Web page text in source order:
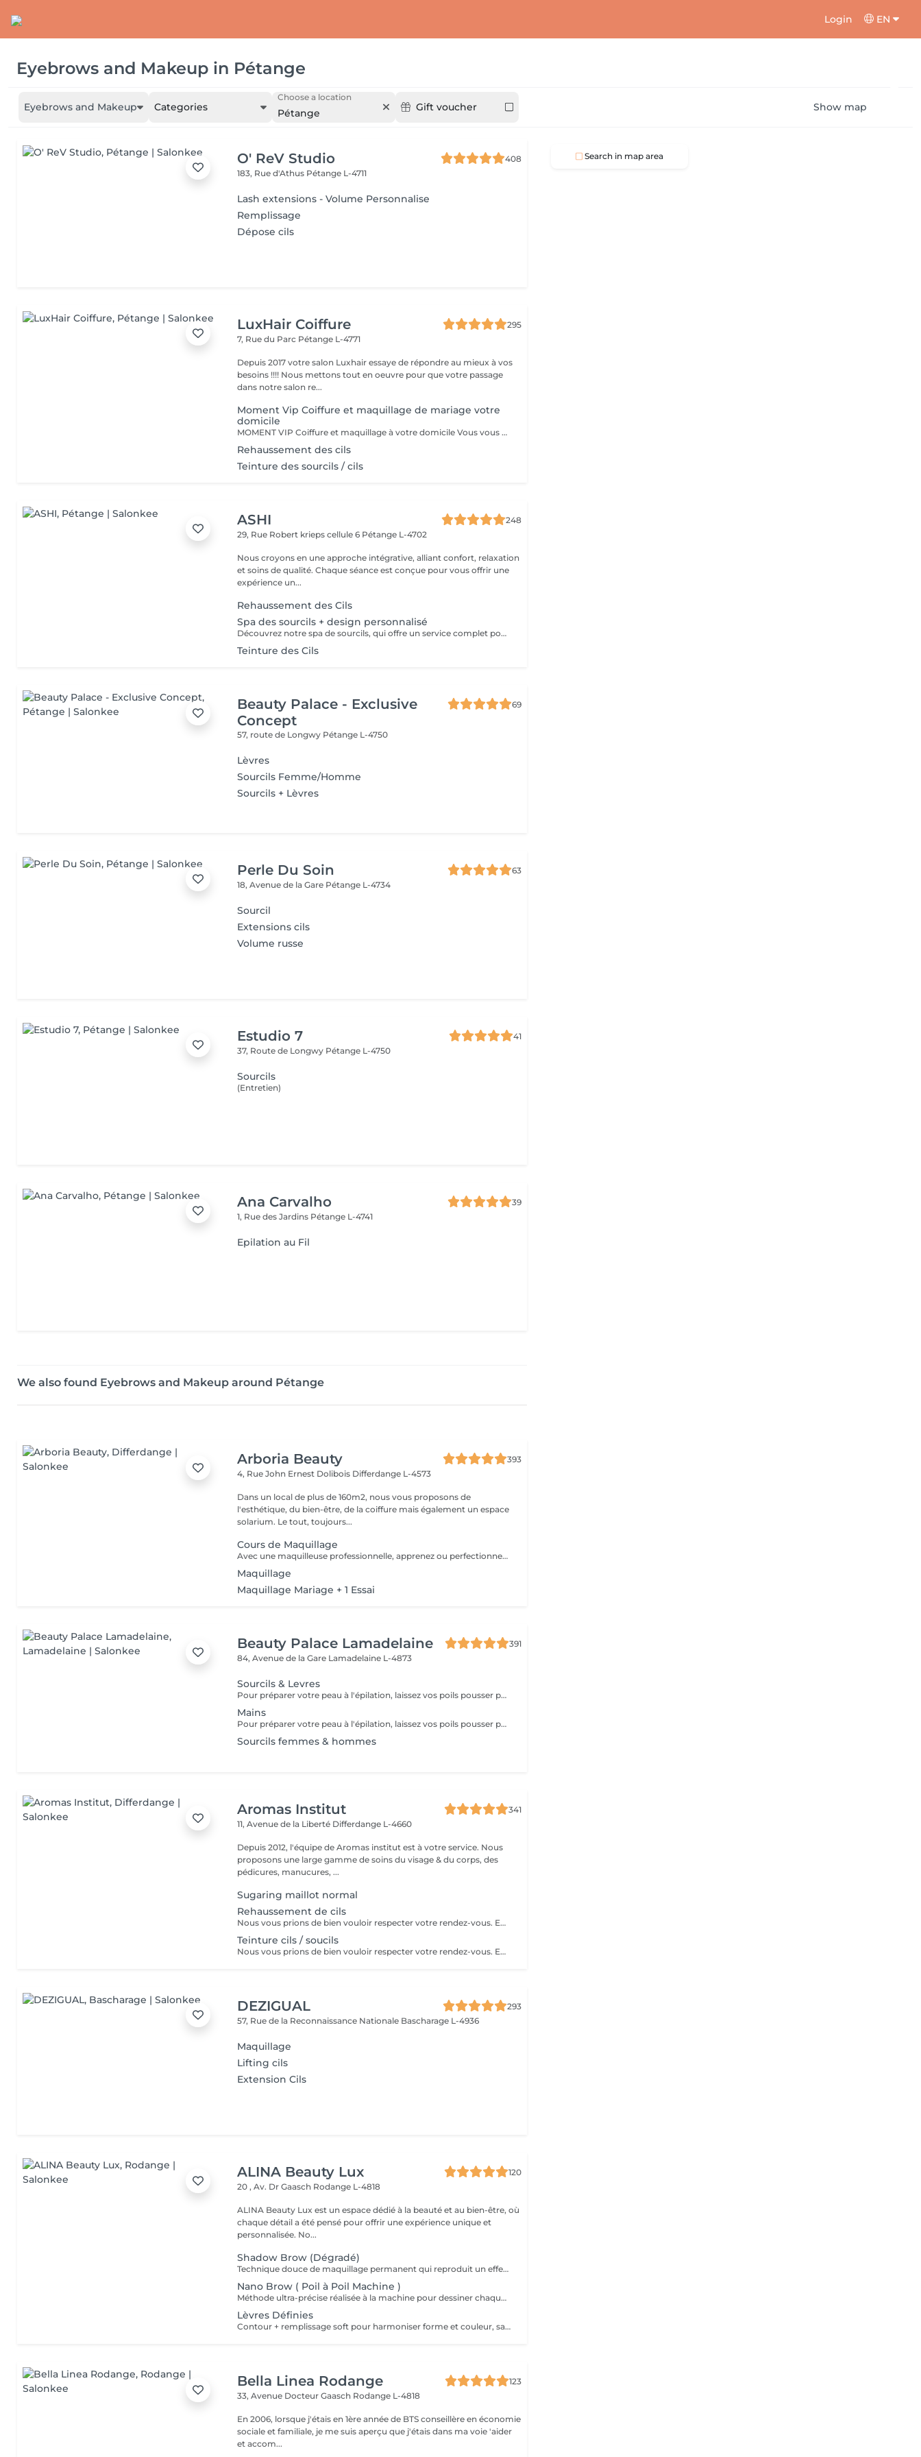
Login EN
Eyebrows and Makeup in Pétange
Eyebrows and Makeup Categories
Choose a location
Pétange Gift voucher Show map
O' ReV Studio
408
183, Rue d'Athus Pétange L-4711
Lash extensions - Volume Personnalise
Remplissage
Dépose cils
LuxHair Coiffure
295
7, Rue du Parc Pétange L-4771
Depuis 2017 votre salon Luxhair essaye de répondre au mieux à vos
besoins !!!! Nous mettons tout en oeuvre pour que votre passage
dans notre salon re...
Moment Vip Coiffure et maquillage de mariage votre
domicile
MOMENT VIP Coiffure et maquillage à votre domicile Vous vous mariez bientôt ??? Félicitations ! Pour que ce jour soit unique et parfait,laissez-nous prendre soin de vous. Inoubliable: Votre Moment d'Exception"Votre mariage est bien plus qu'un simple événement - c'est un chapitre magique dans l'histoire de votre vie. Chez nous, nous célébrons votre unicité et mettons en valeur votre beauté naturelle pour faire de ce jour le plus mémorable de votre vie. Votre Beauté, Notre Priorité: Parce que vous êtes la personne la plus importante pour ce moment d'exception, notre équipe dévouée de coiffeurs et de maquilleurs met tout en uvre pour vous sublimer, en accord avec votre style personnel et votre vision pour le grand jour. Coiffure de Rêve: De la sophistication classique à l'audace moderne, nous créons des coiffures qui capturent l'essence de votre personnalité et complètent à la perfection votre tenue de mariée, vous faisant rayonner de confiance et d'élégance. Maquillage Élégant: Avec une touche experte, notre équipe de maquilleurs vous offre un look qui met en valeur votre beauté naturelle tout en résistant aux larmes de joie et en vous assurant une allure impeccable tout au long de la journée. Votre Moment, parce que ce jour vous appartient, nous vous offrons un moment de luxe et d'intimité où vous pouvez vous détendre et vous préparer en toute sérénité, sachant que vous êtes entre de bonnes mains. Laissez -nous vous aider à créer des souvenirs inoubliables
Rehaussement des cils
Teinture des sourcils / cils
ASHI
248
29, Rue Robert krieps cellule 6 Pétange L-4702
Nous croyons en une approche intégrative, alliant confort, relaxation
et soins de qualité. Chaque séance est conçue pour vous offrir une
expérience un...
Rehaussement des Cils
Spa des sourcils + design personnalisé
Découvrez notre spa de sourcils, qui offre un service complet pour sublimer vos sourcils. Notre protocole inclut une exfoliation douce pour préparer la peau, une hydratation nourrissante pour un confort optimal, et une épilation précise par threading pour révéler la beauté naturelle de vos sourcils. Offrez à votre regard une attention particulière et laissez-nous vous aider à obtenir des sourcils parfaitement définis et radieux.
Teinture des Cils
Beauty Palace - Exclusive
Concept
69
57, route de Longwy Pétange L-4750
Lèvres
Sourcils Femme/Homme
Sourcils + Lèvres
Perle Du Soin
63
18, Avenue de la Gare Pétange L-4734
Sourcil
Extensions cils
Volume russe
Estudio 7
41
37, Route de Longwy Pétange L-4750
Sourcils
(Entretien)
Ana Carvalho
39
1, Rue des Jardins Pétange L-4741
Epilation au Fil
We also found Eyebrows and Makeup around Pétange
Arboria Beauty
393
4, Rue John Ernest Dolibois Differdange L-4573
Dans un local de plus de 160m2, nous vous proposons de
l'esthétique, du bien-être, de la coiffure mais également un espace
solarium. Le tout, toujours...
Cours de Maquillage
Avec une maquilleuse professionnelle, apprenez ou perfectionnez vos gestes pour un maquillage parfait. Nous determinerons egalement etape par etape le maquillage qui vous ira le mieux. Du fond de teint au rouge à levre, en passant par le maquillage des yeux ou le contouring, rien ne sera laissé au hasard.
Maquillage
Maquillage Mariage + 1 Essai
Beauty Palace Lamadelaine
391
84, Avenue de la Gare Lamadelaine L-4873
Sourcils & Levres
Pour préparer votre peau à l'épilation, laissez vos poils pousser pendant au moins deux semaines après le dernier rasage pour assurer une longueur adéquate. Il est également recommandé, mais non indispensable, d'effectuer un gommage doux 24 heures avant la séance pour éliminer les cellules mortes et faciliter l'extraction des poils. Le jour de l'épilation, évitez d'appliquer des crèmes ou des huiles sur la zone concernée afin d'assurer une bonne adhérence de la cire. Enfin, protégez votre peau en évitant l'exposition au soleil ou les séances de bronzage, qui pourraient la rendre plus sensible et irritable.
Mains
Pour préparer votre peau à l'épilation, laissez vos poils pousser pendant au moins deux semaines après le dernier rasage pour assurer une longueur adéquate. Il est également recommandé, mais non indispensable, d'effectuer un gommage doux 24 heures avant la séance pour éliminer les cellules mortes et faciliter l'extraction des poils. Le jour de l'épilation, évitez d'appliquer des crèmes ou des huiles sur la zone concernée afin d'assurer une bonne adhérence de la cire. Enfin, protégez votre peau en évitant l'exposition au soleil ou les séances de bronzage, qui pourraient la rendre plus sensible et irritable.
Sourcils femmes & hommes
Aromas Institut
341
11, Avenue de la Liberté Differdange L-4660
Depuis 2012, l'équipe de Aromas institut est à votre service. Nous
proposons une large gamme de soins du visage & du corps, des
pédicures, manucures, ...
Sugaring maillot normal
Rehaussement de cils
Nous vous prions de bien vouloir respecter votre rendez-vous. En prenant rendez-vous, vous occupez une place, dont une autre personne aurait éventuellement besoin. Tout rendez-vous non annulé 24h en avance, est susceptible d'être facturé. (Si vous ne pouvez pas vous présenter à votre RDV, proposez-le éventuellement à un proche ou à un ami) Toute l'équipe de Aromas Institut vous remercie pour votre respect et votre compréhension.
Teinture cils / soucils
Nous vous prions de bien vouloir respecter votre rendez-vous. En prenant rendez-vous, vous occupez une place, dont une autre personne aurait éventuellement besoin. Tout rendez-vous non annulé 24h en avance, est susceptible d'être facturé. (Si vous ne pouvez pas vous présenter à votre RDV, proposez-le éventuellement à un proche ou à un ami) Toute l'équipe de Aromas Institut vous remercie pour votre respect et votre compréhension.
DEZIGUAL
293
57, Rue de la Reconnaissance Nationale Bascharage L-4936
Maquillage
Lifting cils
Extension Cils
ALINA Beauty Lux
120
20 , Av. Dr Gaasch Rodange L-4818
ALINA Beauty Lux est un espace dédié à la beauté et au bien-être, où
chaque détail a été pensé pour offrir une expérience unique et
personnalisée. No...
Shadow Brow (Dégradé)
Technique douce de maquillage permanent qui reproduit un effet d'ombre naturelle sur le sourcil. Idéale pour redéfinir la forme, combler les zones clairsemées et obtenir un effet poudré élégant. Le résultat est léger, sans démarcation, parfaitement fondu à la peau. Tenue moyenne : 12 à 24 mois selon le type de peau et les soins. Résultat optimal : 2 séances (initiale + retouche à 46 semaines). Préparation obligatoire (24 h avant) : Aucune caféine (café, thé, boissons énergétiques, cola). Pas d'alcool. Éviter aspirine/ibuprofène/anti-inflammatoires, anticoagulants et compléments fluidifiants (oméga-3, ginkgo). Pas de sport intense le jour J. Pas de rétinol, acides ou peeling sur la zone pendant 7 jours. Contre-indications générales : Grossesse, allaitement. Troubles de coagulation, prise d'anticoagulants, chimiothérapie en cours. Diabète non contrôlé, maladies auto-immunes non stabilisées. Infections cutanées actives, dermatite, eczéma sur la zone. Allergies connues aux pigments, lidocaïne ou anesthésiques topiques. Roaccutane/isotrétinoïne dans les 612 derniers mois (selon avis médical). En cas de traitement médical, avis du médecin recommandé.
Nano Brow ( Poil à Poil Machine )
Méthode ultra-précise réalisée à la machine pour dessiner chaque poil avec un réalisme absolu. Le résultat imite parfaitement le sourcil naturel, tout en redéfinissant la symétrie et la densité. Convient à tous les types de peau, même les plus sensibles. Résultat optimal : 2 séances (initiale + retouche à 6 semaines). Préparation obligatoire (24 h avant) : Aucune caféine (café, thé, boissons énergétiques, cola). Pas d'alcool. Éviter aspirine/ibuprofène/anti-inflammatoires, anticoagulants et compléments fluidifiants (oméga-3, ginkgo). Pas de sport intense le jour J. Pas de rétinol, acides ou peeling sur la zone pendant 7 jours. Contre-indications générales : Grossesse, allaitement. Troubles de coagulation, prise d'anticoagulants, chimiothérapie en cours. Diabète non contrôlé, maladies auto-immunes non stabilisées. Infections cutanées actives, dermatite, eczéma sur la zone. Allergies connues aux pigments, lidocaïne ou anesthésiques topiques. Roaccutane/isotrétinoïne dans les 612 derniers mois (selon avis médical). En cas de traitement médical, avis du médecin recommandé. Tenue moyenne : 18 à 24 mois.
Lèvres Définies
Contour + remplissage soft pour harmoniser forme et couleur, sans effet sur-maquillé. Résultat optimal : 2 séances (retouche à 68 semaines). Tenue moyenne : 23 ans. Spécifique lèvres : antécédents d'herpès labial = prévenir; prophylaxie antivirale recommandée selon avis médical. Pas d'acide hyaluronique lèvre dans les 24 semaines avant/après. Préparation obligatoire (24 h avant) : Aucune caféine (café, thé, boissons énergétiques, cola). Pas d'alcool. Éviter aspirine/ibuprofène/anti-inflammatoires, anticoagulants et compléments fluidifiants (oméga-3, ginkgo). Pas de sport intense le jour J. Pas de rétinol, acides ou peeling sur la zone pendant 7 jours. Contre-indications générales : Grossesse, allaitement. Troubles de coagulation, prise d'anticoagulants, chimiothérapie en cours. Diabète non contrôlé, maladies auto-immunes non stabilisées. Infections cutanées actives, dermatite, eczéma sur la zone. Allergies connues aux pigments, lidocaïne ou anesthésiques topiques. Roaccutane/isotrétinoïne dans les 612 derniers mois (selon avis médical). En cas de traitement médical, avis du médecin recommandé.
Bella Linea Rodange
123
33, Avenue Docteur Gaasch Rodange L-4818
En 2006, lorsque j'étais en 1ère année de BTS conseillère en économie
sociale et familiale, je me suis aperçu que j'étais dans ma voie 'aider
et accom...
Search in map area